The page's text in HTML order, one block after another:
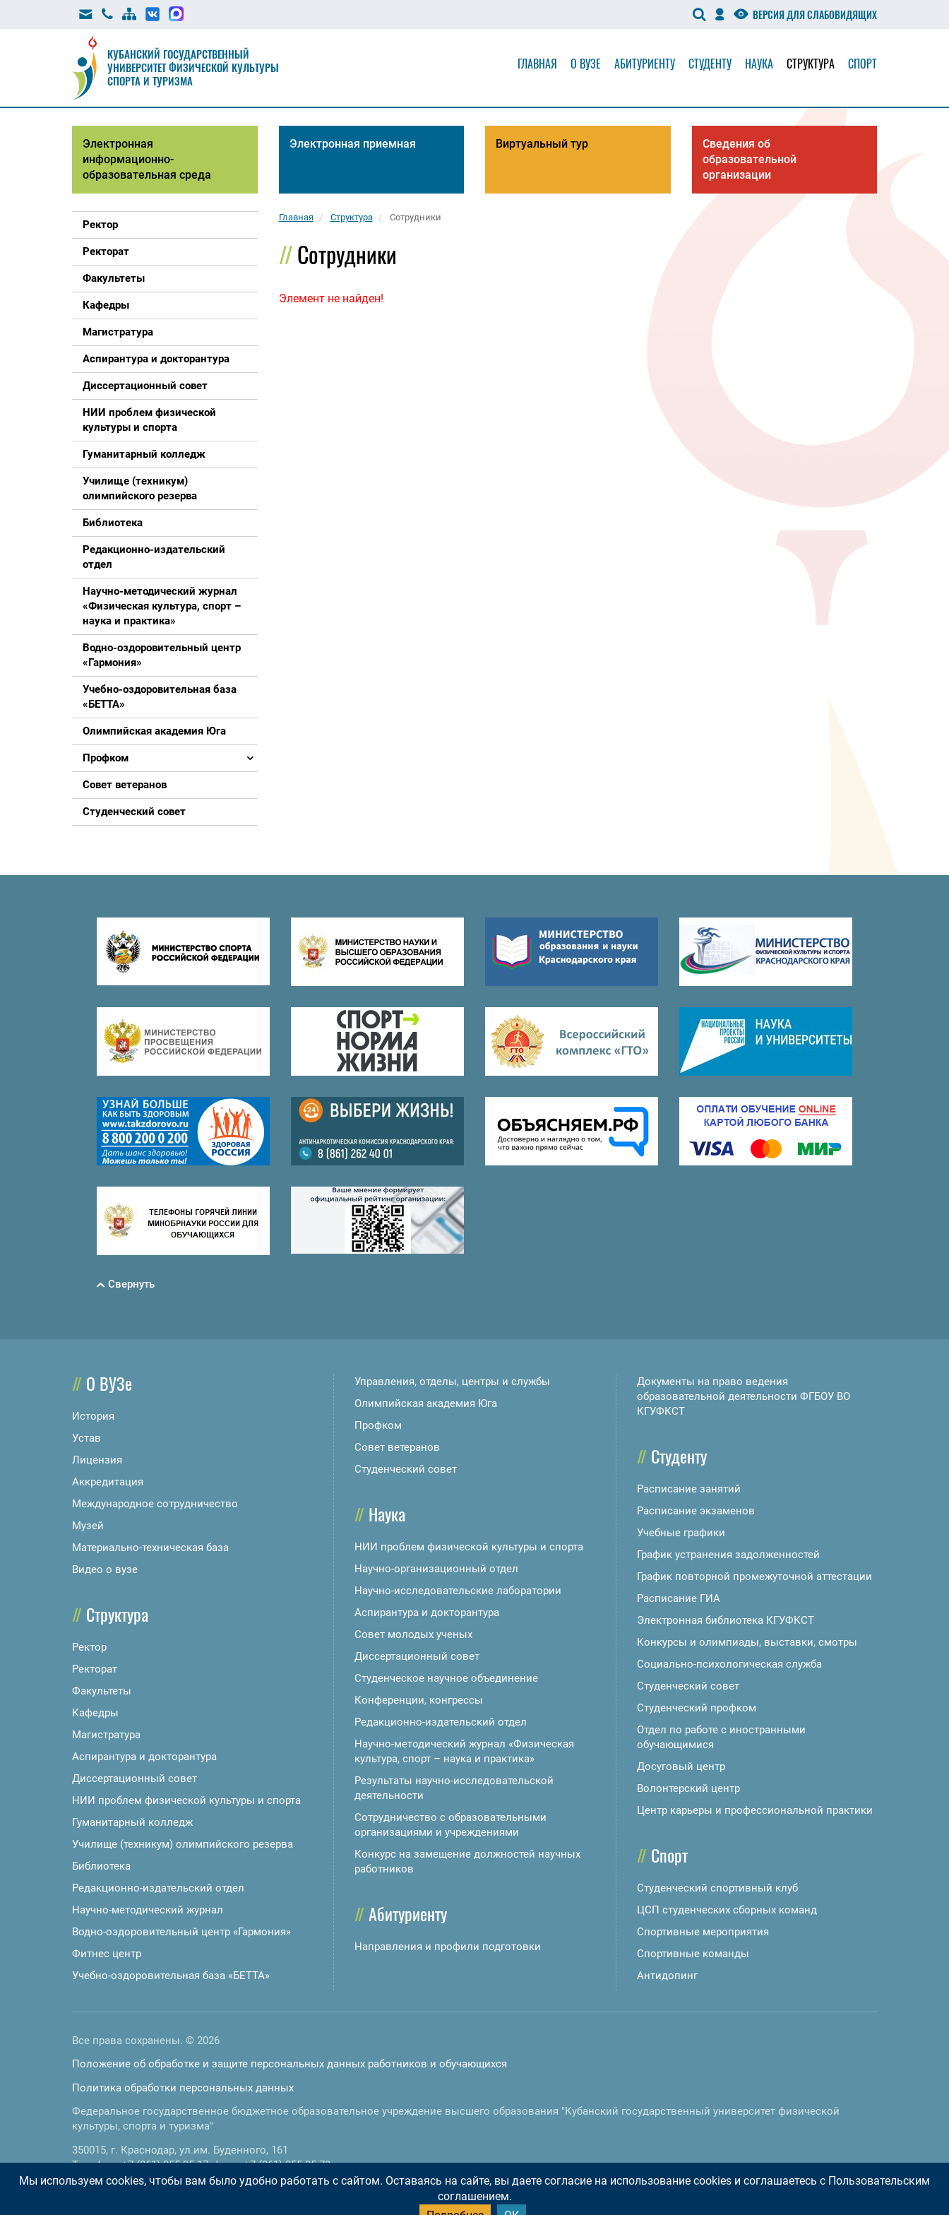
ВЕРСИЯ ДЛЯ СЛАБОВИДЯЩИХ
КУБАНСКИЙ ГОСУДАРСТВЕННЫЙ
УНИВЕРСИТЕТ ФИЗИЧЕСКОЙ КУЛЬТУРЫ
СПОРТА И ТУРИЗМА
ГЛАВНАЯ О ВУЗЕ АБИТУРИЕНТУ СТУДЕНТУ НАУКА СТРУКТУРА СПОРТ
Электронная
информационно-
образовательная среда
Электронная приемная Виртуальный тур
Сведения об
образовательной
организации
Ректор
Ректорат
Факультеты
Кафедры
Магистратура
Аспирантура и докторантура
Диссертационный совет
НИИ проблем физической
культуры и спорта
Гуманитарный колледж
Училище (техникум)
олимпийского резерва
Библиотека
Редакционно-издательский
отдел
Научно-методический журнал
«Физическая культура, спорт –
наука и практика»
Водно-оздоровительный центр
«Гармония»
Учебно-оздоровительная база
«БЕТТА»
Олимпийская академия Юга
Профком
Совет ветеранов
Студенческий совет
Главная Структура Сотрудники
Сотрудники
Элемент не найден!
Свернуть
О ВУЗе
История
Устав
Лицензия
Аккредитация
Международное сотрудничество
Музей
Материально-техническая база
Видео о вузе
Структура
Ректор
Ректорат
Факультеты
Кафедры
Магистратура
Аспирантура и докторантура
Диссертационный совет
НИИ проблем физической культуры и спорта
Гуманитарный колледж
Училище (техникум) олимпийского резерва
Библиотека
Редакционно-издательский отдел
Научно-методический журнал
Водно-оздоровительный центр «Гармония»
Фитнес центр
Учебно-оздоровительная база «БЕТТА»
Управления, отделы, центры и службы
Олимпийская академия Юга
Профком
Совет ветеранов
Студенческий совет
Наука
НИИ проблем физической культуры и спорта
Научно-организационный отдел
Научно-исследовательские лаборатории
Аспирантура и докторантура
Совет молодых ученых
Диссертационный совет
Студенческое научное объединение
Конференции, конгрессы
Редакционно-издательский отдел
Научно-методический журнал «Физическая
культура, спорт – наука и практика»
Результаты научно-исследовательской
деятельности
Сотрудничество с образовательными
организациями и учреждениями
Конкурс на замещение должностей научных
работников
Абитуриенту
Направления и профили подготовки
Документы на право ведения
образовательной деятельности ФГБОУ ВО
КГУФКСТ
Студенту
Расписание занятий
Расписание экзаменов
Учебные графики
График устранения задолженностей
График повторной промежуточной аттестации
Расписание ГИА
Электронная библиотека КГУФКСТ
Конкурсы и олимпиады, выставки, смотры
Социально-психологическая служба
Студенческий совет
Студенческий профком
Отдел по работе с иностранными
обучающимися
Досуговый центр
Волонтерский центр
Центр карьеры и профессиональной практики
Спорт
Студенческий спортивный клуб
ЦСП студенческих сборных команд
Спортивные мероприятия
Спортивные команды
Антидопинг
Все права сохранены. © 2026
Положение об обработке и защите персональных данных работников и обучающихся
Политика обработки персональных данных
Федеральное государственное бюджетное образовательное учреждение высшего образования "Кубанский государственный университет физической
культуры, спорта и туризма"
350015, г. Краснодар, ул.им. Буденного, 161
Телефон:+7 (861) 255-35-17, факс:+7 (861) 255-35-73
E-mail:doc@kgufkst.ru
Мы используем cookies, чтобы вам было удобно работать с сайтом. Оставаясь на сайте, вы даете согласие на использование cookies и соглашаетесь с Пользовательским
соглашением.